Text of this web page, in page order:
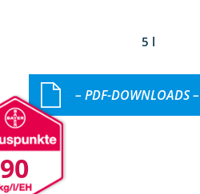
5 l
90
– PDF-DOWNLOADS –